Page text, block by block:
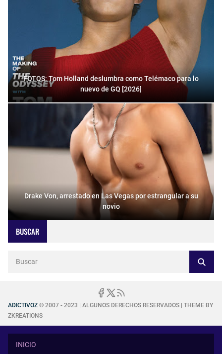
FOTOS: Tom Holland deslumbra como Telémaco para lo
nuevo de GQ [2026]
Drake Von, arrestado en Las Vegas por estrangular a su
novio
BUSCAR
ADICTIVOZ © 2007 - 2023 | ALGUNOS DERECHOS RESERVADOS | THEME BY
ZKREATIONS
INICIO